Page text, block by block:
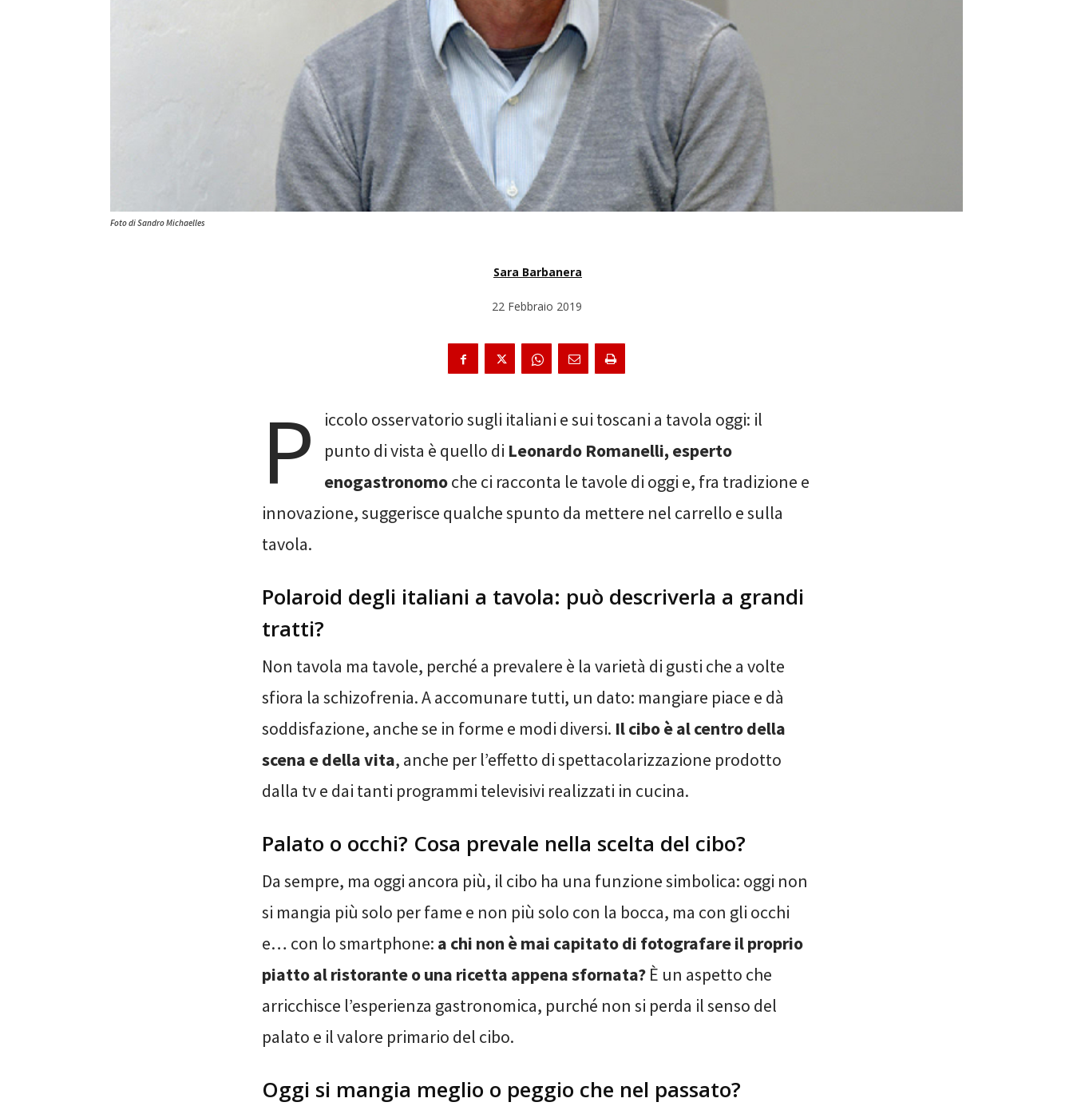
Foto di Sandro Michaelles
Sara Barbanera
22 Febbraio 2019
P
iccolo osservatorio sugli italiani e sui toscani a tavola oggi: il
punto di vista è quello di Leonardo Romanelli, esperto
enogastronomoche ci racconta le tavole di oggi e, fra tradizione e
innovazione, suggerisce qualche spunto da mettere nel carrello e sulla
tavola.
Polaroid degli italiani a tavola: può descriverla a grandi
tratti?
Non tavola ma tavole, perché a prevalere è la varietà di gusti che a volte
sfiora la schizofrenia. A accomunare tutti, un dato: mangiare piace e dà
soddisfazione, anche se in forme e modi diversi. Il cibo è al centro della
scena e della vita, anche per l’effetto di spettacolarizzazione prodotto
dalla tv e dai tanti programmi televisivi realizzati in cucina.
Palato o occhi? Cosa prevale nella scelta del cibo?
Da sempre, ma oggi ancora più, il cibo ha una funzione simbolica: oggi non
si mangia più solo per fame e non più solo con la bocca, ma con gli occhi
e… con lo smartphone: a chi non è mai capitato di fotografare il proprio
piatto al ristorante o una ricetta appena sfornata? È un aspetto che
arricchisce l’esperienza gastronomica, purché non si perda il senso del
palato e il valore primario del cibo.
Oggi si mangia meglio o peggio che nel passato?